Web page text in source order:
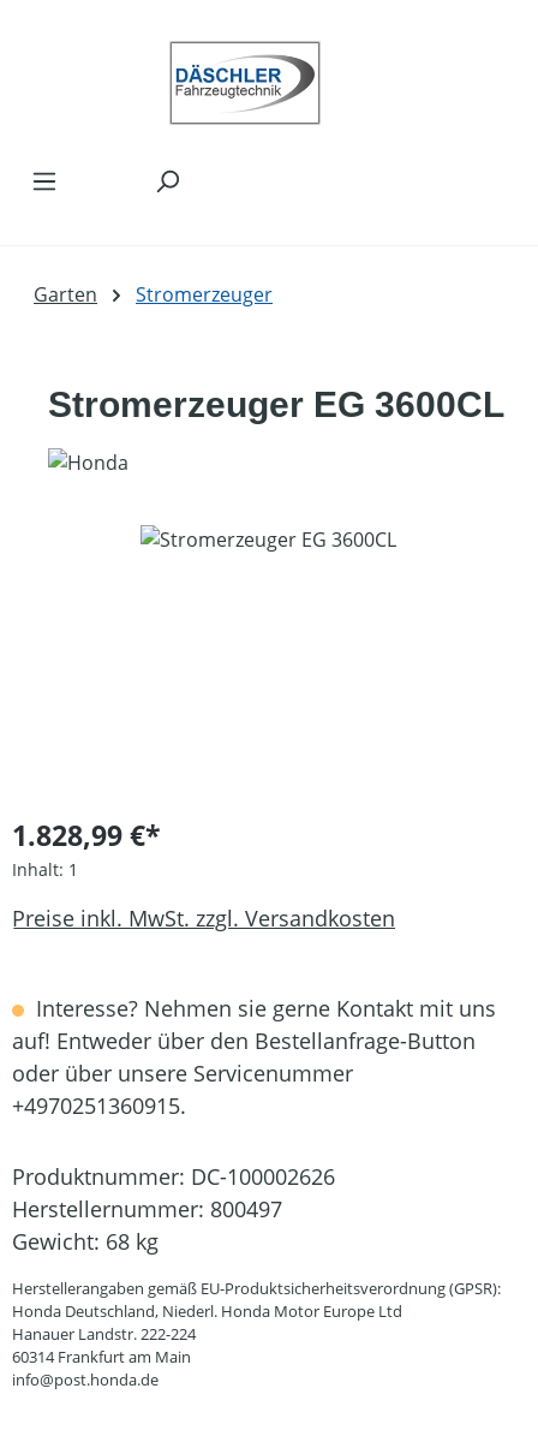
Garten Stromerzeuger
Stromerzeuger EG 3600CL
Bildergalerie überspringen
1.828,99 €*
Inhalt: 1
Preise inkl. MwSt. zzgl. Versandkosten
Interesse? Nehmen sie gerne Kontakt mit uns
auf! Entweder über den Bestellanfrage-Button
oder über unsere Servicenummer
+4970251360915.
Produktnummer: DC-100002626
Herstellernummer: 800497
Gewicht: 68 kg
Herstellerangaben gemäß EU-Produktsicherheitsverordnung (GPSR):
Honda Deutschland, Niederl. Honda Motor Europe Ltd
Hanauer Landstr. 222-224
60314 Frankfurt am Main
info@post.honda.de